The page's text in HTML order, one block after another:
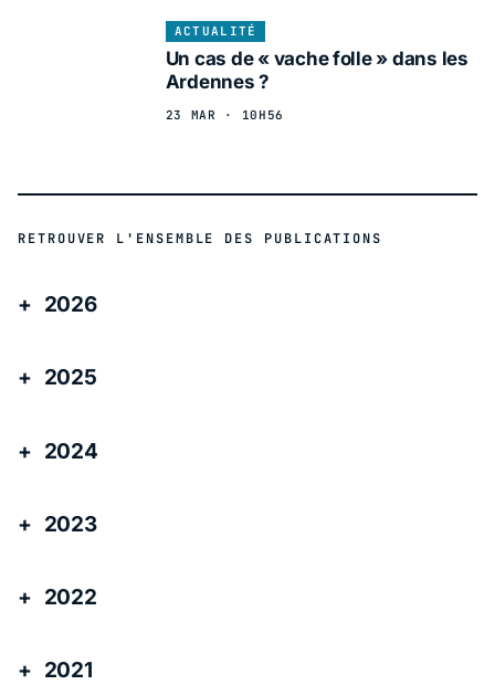
ACTUALITÉ
Un cas de « vache folle » dans les
Ardennes ?
23 MAR · 10H56
RETROUVER L'ENSEMBLE DES PUBLICATIONS
2026
2025
2024
2023
2022
2021